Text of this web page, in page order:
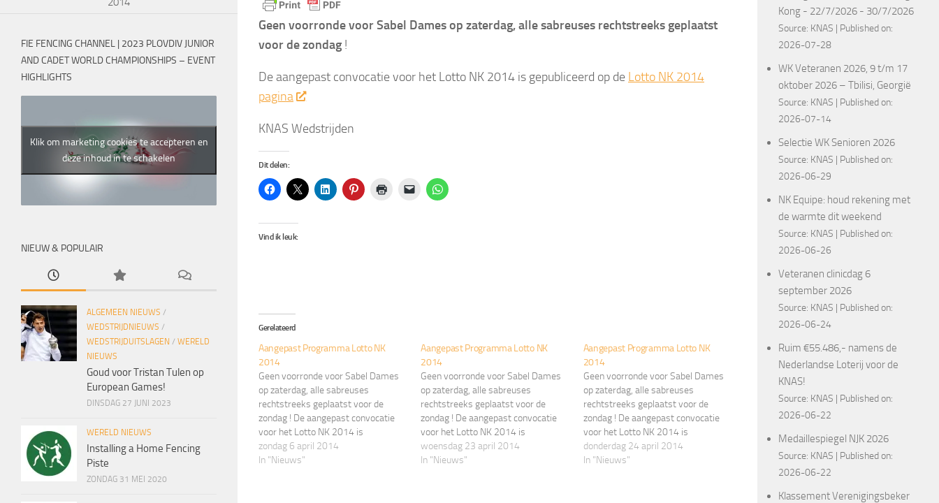
Geen voorronde voor Sabel Dames op zaterdag, alle sabreuses rechtstreeks geplaatst
voor de zondag !
De aangepast convocatie voor het Lotto NK 2014 is gepubliceerd op de Lotto NK 2014
pagina
KNAS Wedstrijden
Dit delen:
Vind ik leuk:
Gerelateerd
Aangepast Programma Lotto NK
2014
Geen voorronde voor Sabel Dames
op zaterdag, alle sabreuses
rechtstreeks geplaatst voor de
zondag ! De aangepast convocatie
voor het Lotto NK 2014 is
gepubliceerd op de Lotto NK 2014
pagina KNAS Wedstrijden
zondag 6 april 2014
In "Nieuws"
Aangepast Programma Lotto NK
2014
Geen voorronde voor Sabel Dames
op zaterdag, alle sabreuses
rechtstreeks geplaatst voor de
zondag ! De aangepast convocatie
voor het Lotto NK 2014 is
gepubliceerd op de Lotto NK 2014
pagina KNAS Wedstrijden
woensdag 23 april 2014
In "Nieuws"
Aangepast Programma Lotto NK
2014
Geen voorronde voor Sabel Dames
op zaterdag, alle sabreuses
rechtstreeks geplaatst voor de
zondag ! De aangepast convocatie
voor het Lotto NK 2014 is
gepubliceerd op de Lotto NK 2014
pagina KNAS Wedstrijden
donderdag 24 april 2014
In "Nieuws"
FIE FENCING CHANNEL | 2023 PLOVDIV JUNIOR
AND CADET WORLD CHAMPIONSHIPS – EVENT
HIGHLIGHTS
Klik om marketing cookies te accepteren en
deze inhoud in te schakelen
NIEUW & POPULAIR
ALGEMEEN NIEUWS /
WEDSTRIJDNIEUWS /
WEDSTRIJDUITSLAGEN / WERELD
NIEUWS
Goud voor Tristan Tulen op
European Games!
DINSDAG 27 JUNI 2023
WERELD NIEUWS
Installing a Home Fencing
Piste
ZONDAG 31 MEI 2020
Kong - 22/7/2026 - 30/7/2026
Source: KNAS
Published on:
2026-07-28
WK Veteranen 2026, 9 t/m 17
oktober 2026 – Tbilisi, Georgië
Source: KNAS
Published on:
2026-07-14
Selectie WK Senioren 2026
Source: KNAS
Published on:
2026-06-29
NK Equipe: houd rekening met
de warmte dit weekend
Source: KNAS
Published on:
2026-06-26
Veteranen clinicdag 6
september 2026
Source: KNAS
Published on:
2026-06-24
Ruim €55.486,- namens de
Nederlandse Loterij voor de
KNAS!
Source: KNAS
Published on:
2026-06-22
Medaillespiegel NJK 2026
Source: KNAS
Published on:
2026-06-22
Klassement Verenigingsbeker